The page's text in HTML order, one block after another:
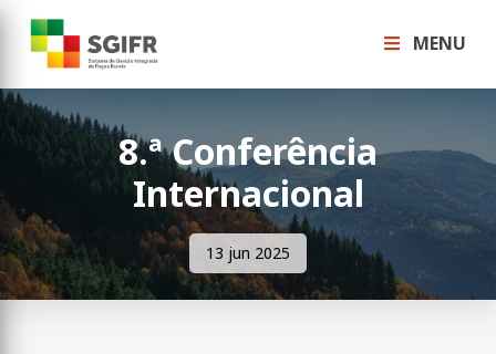
MENU
8.ª Conferência
Internacional
13 jun 2025